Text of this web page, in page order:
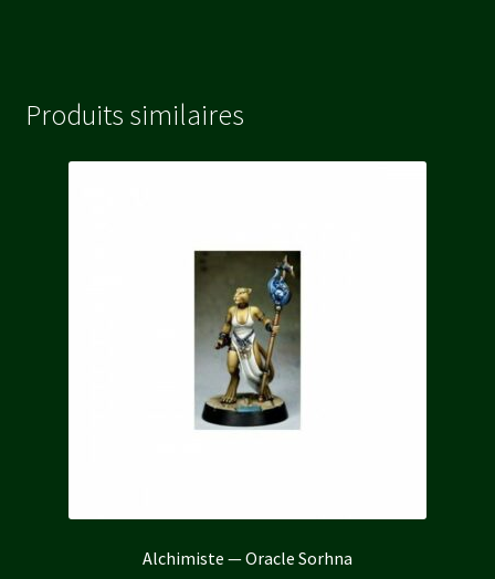
Produits similaires
Alchimiste — Oracle Sorhna